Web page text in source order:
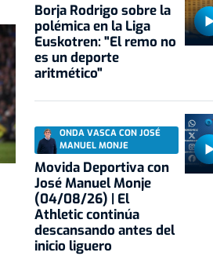
Borja Rodrigo sobre la
polémica en la Liga
Euskotren: "El remo no
es un deporte
aritmético"
ONDA VASCA CON JOSÉ
MANUEL MONJE
Movida Deportiva con
José Manuel Monje
(04/08/26) | El
Athletic continúa
descansando antes del
inicio liguero